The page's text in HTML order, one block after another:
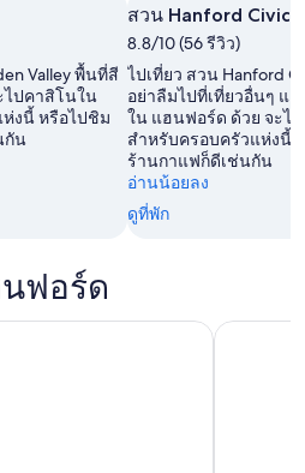
Valley พื้นที่สี
ไปคาสิโนใน
งนี้ หรือไปชิม
กัน
สวน Hanford Civic
8.8/10 (56 รีวิว)
ไปเที่ยว สวน Hanford
อย่าลืมไปที่เที่ยวอื่นๆ แ
ใน แฮนฟอร์ด ด้วย จะไ
สำหรับครอบครัวแห่งนี้
ร้านกาแฟก็ดีเช่นกัน
อ่านน้อยลง
ดูที่พัก
ฟอร์ด